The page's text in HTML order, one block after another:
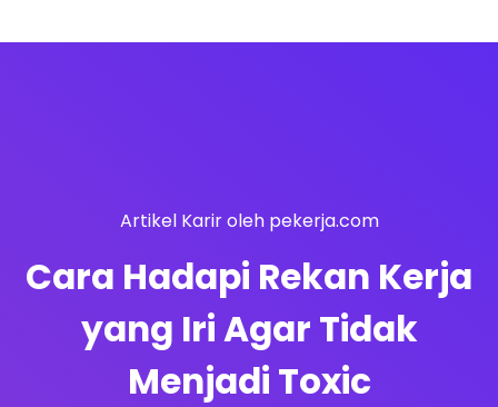
Artikel Karir oleh pekerja.com
Cara Hadapi Rekan Kerja
yang Iri Agar Tidak
Menjadi Toxic